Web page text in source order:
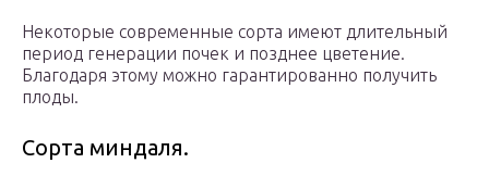
Некоторые современные сорта имеют длительный
период генерации почек и позднее цветение.
Благодаря этому можно гарантированно получить
плоды.
Сорта миндаля.